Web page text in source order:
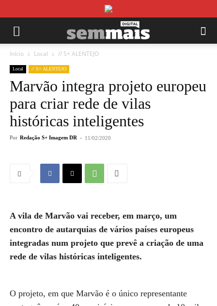
Início Local // S+ ALENTEJO
Local // S+ ALENTEJO
Marvão integra projeto europeu
para criar rede de vilas
históricas inteligentes
Por Redação S+ Imagem DR - 11/02/2020
A vila de Marvão vai receber, em março, um
encontro de autarquias de vários países europeus
integradas num projeto que prevê a criação de uma
rede de vilas históricas inteligentes.
O projeto, em que Marvão é o único representante